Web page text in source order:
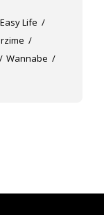
Easy Life
Wannabe